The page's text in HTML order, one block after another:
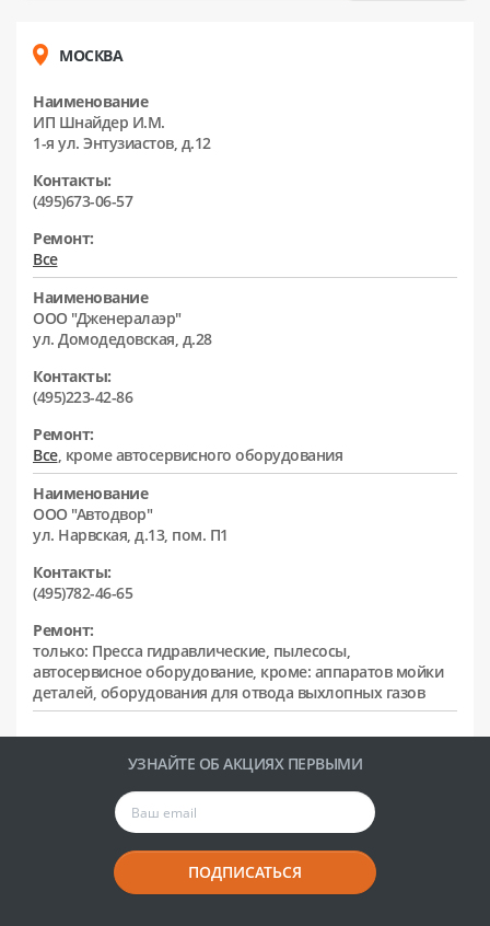
МОСКВА
Наименование
ИП Шнайдер И.М.
1-я ул. Энтузиастов, д.12
Контакты:
(495)673-06-57
Ремонт:
Все
Наименование
ООО "Дженералаэр"
ул. Домодедовская, д.28
Контакты:
(495)223-42-86
Ремонт:
Все, кроме автосервисного оборудования
Наименование
ООО "Автодвор"
ул. Нарвская, д.13, пом. П1
Контакты:
(495)782-46-65
Ремонт:
только: Пресса гидравлические, пылесосы,
автосервисное оборудование, кроме: аппаратов мойки
деталей, оборудования для отвода выхлопных газов
УЗНАЙТЕ ОБ АКЦИЯХ ПЕРВЫМИ
ПОДПИСАТЬСЯ